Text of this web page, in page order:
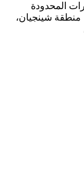
المحدودة
منطقة شينجيان،